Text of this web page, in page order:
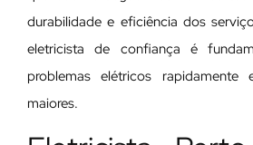
durabilidade e eficiência dos
eletricista de confiança é
problemas elétricos rapidamente
maiores.